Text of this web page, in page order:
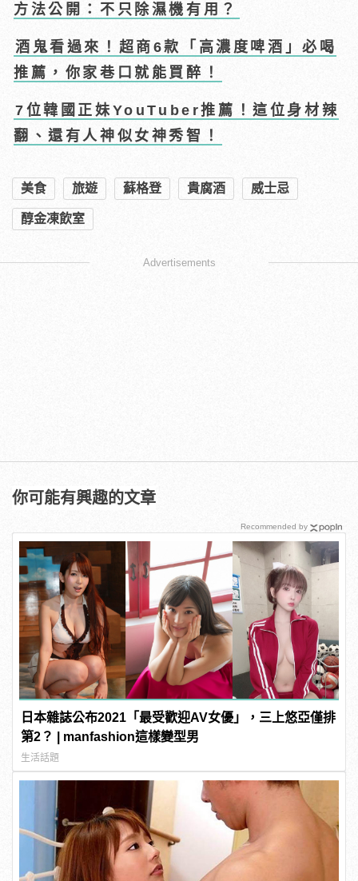
方法公開：不只除濕機有用？
酒鬼看過來！超商6款「高濃度啤酒」必喝
推薦，你家巷口就能買醉！
7位韓國正妹YouTuber推薦！這位身材辣
翻、還有人神似女神秀智！
美食 旅遊 蘇格登 貴腐酒 威士忌
醇金凍飲室
Advertisements
你可能有興趣的文章
日本雜誌公布2021「最受歡迎AV女優」，三上悠亞僅排
第2？ | manfashion這樣變型男
生活話題
Recommended by